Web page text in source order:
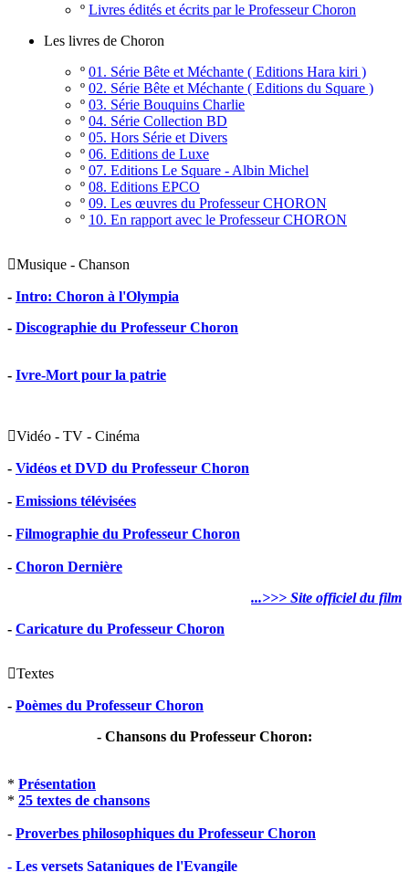
º Livres édités et écrits par le Professeur Choron
Les livres de Choron
º 01. Série Bête et Méchante ( Editions Hara kiri )
º 02. Série Bête et Méchante ( Editions du Square )
º 03. Série Bouquins Charlie
º 04. Série Collection BD
º 05. Hors Série et Divers
º 06. Editions de Luxe
º 07. Editions Le Square - Albin Michel
º 08. Editions EPCO
º 09. Les œuvres du Professeur CHORON
º 10. En rapport avec le Professeur CHORON
Musique - Chanson
- Intro: Choron à l'Olympia
- Discographie du Professeur Choron
- Ivre-Mort pour la patrie
Vidéo - TV - Cinéma
- Vidéos et DVD du Professeur Choron
- Emissions télévisées
- Filmographie du Professeur Choron
- Choron Dernière
...>>> Site officiel du film
- Caricature du Professeur Choron
Textes
- Poèmes du Professeur Choron
- Chansons du Professeur Choron:
* Présentation
* 25 textes de chansons
- Proverbes philosophiques du Professeur Choron
- Les versets Sataniques de l'Evangile